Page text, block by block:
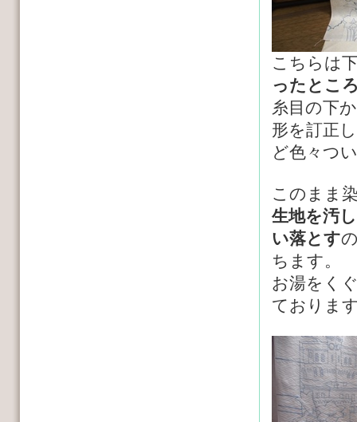
こちらは
ったとこ
糸目の下
形を訂正
ど色々つ
このまま
生地を汚
い落とす
ちます。
お湯をく
ておりま